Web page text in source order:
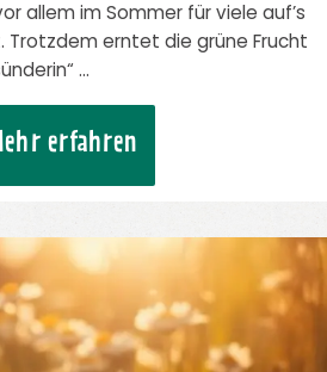
allem im Sommer für viele auf’s
Trotzdem erntet die grüne Frucht
…
erfahren